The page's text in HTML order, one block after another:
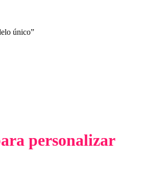
único”
personalizar